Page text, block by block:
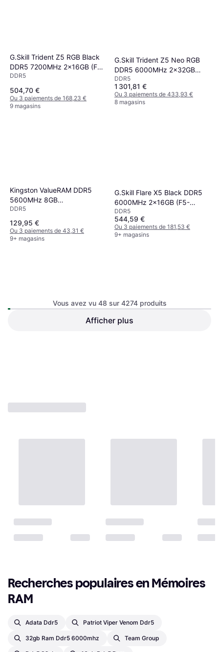
G.Skill Trident Z5 RGB Black
DDR5 7200MHz 2x16GB (F5-
7200J3445G16GX2-TZ5RK)
DDR5
504,70 €
Ou 3 paiements de 168,23 €
9 magasins
G.Skill Trident Z5 Neo RGB
DDR5 6000MHz 2x32GB
(F5-6000J3238G32GX2-
TZ5NR)
DDR5
1 301,81 €
Ou 3 paiements de 433,93 €
8 magasins
Kingston ValueRAM DDR5
5600MHz 8GB
(KVR56U46BS6-8)
DDR5
129,95 €
Ou 3 paiements de 43,31 €
9+ magasins
G.Skill Flare X5 Black DDR5
6000MHz 2x16GB (F5-
6000J3038F16GX2-FX5)
DDR5
544,59 €
Ou 3 paiements de 181,53 €
9+ magasins
Lexar Media 16 Go DDR5
Kingston Fury Beast Black
DDR5 6000MHz 2x8GB ECC
(KF560C36BBEK2-16)
DDR5
Vous avez vu 48 sur 4274 produits
Afficher plus
Recherches populaires en Mémoires
RAM
Adata Ddr5 Patriot Viper Venom Ddr5
32gb Ram Ddr5 6000mhz Team Group